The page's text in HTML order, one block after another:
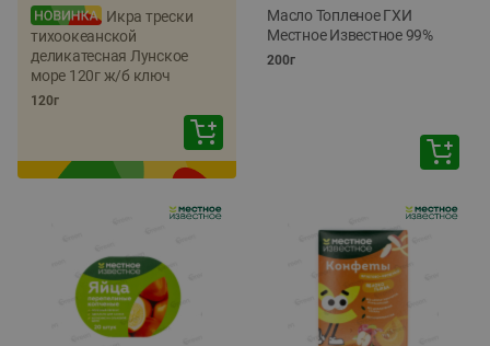
Икра трески
тихоокеанской
деликатесная Лунское
море 120г ж/б ключ
120г
Масло Топленое ГХИ
Местное Известное 99%
200г